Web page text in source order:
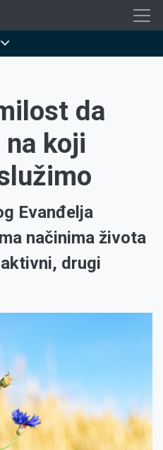
da
na koji
Evanđelja
načinima života
drugi